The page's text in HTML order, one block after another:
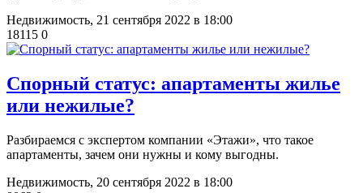
Недвижимость, 21 сентября 2022 в 18:00
18115 0
Спорный статус: апартаменты жилье
или нежилые?
Разбираемся с экспертом компании «Этажи», что такое
апартаменты, зачем они нужны и кому выгодны.
Недвижимость, 20 сентября 2022 в 18:00